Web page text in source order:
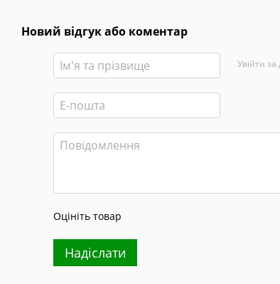
Новий відгук або коментар
Увійти
Оцініть товар
Надіслати